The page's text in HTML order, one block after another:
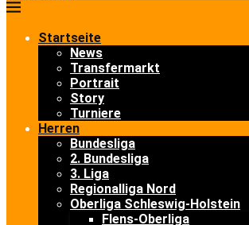
Startseite
News
Transfermarkt
Portrait
Story
Turniere
Herren
Bundesliga
2. Bundesliga
3. Liga
Regionalliga Nord
Oberliga Schleswig-Holstein
Flens-Oberliga